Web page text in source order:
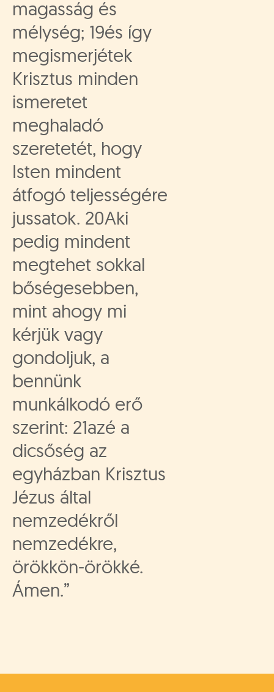
magasság és
mélység; 19és így
megismerjétek
Krisztus minden
ismeretet
meghaladó
szeretetét, hogy
Isten mindent
átfogó teljességére
jussatok. 20Aki
pedig mindent
megtehet sokkal
bőségesebben,
mint ahogy mi
kérjük vagy
gondoljuk, a
bennünk
munkálkodó erő
szerint: 21azé a
dicsőség az
egyházban Krisztus
Jézus által
nemzedékről
nemzedékre,
örökkön-örökké.
Ámen.”